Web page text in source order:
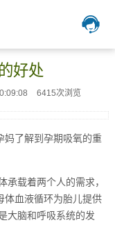
好处
6415次浏览
妈了解到孕期吸氧的重
载着两个人的需求，
体血液循环为胎儿提供
大脑和呼吸系统的发